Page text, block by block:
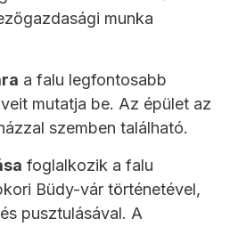
munka
a falu legfontosabb
mutatja be. Az épület az
szemben található.
foglalkozik a falu
Büdy-vár történetével,
pusztulásával. A